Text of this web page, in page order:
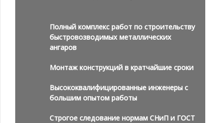
Полный комплекс работ по строительству
быстровозводимых металлических
ангаров
Монтаж конструкций в кратчайшие сроки
Высококвалифицированные инженеры с
большим опытом работы
Строгое следование нормам СНиП и ГОСТ